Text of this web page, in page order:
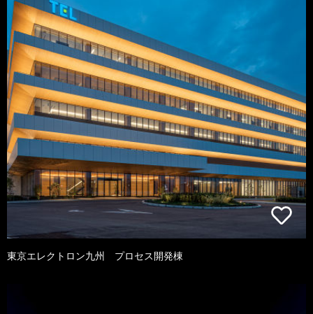
東京エレクトロン九州 プロセス開発棟